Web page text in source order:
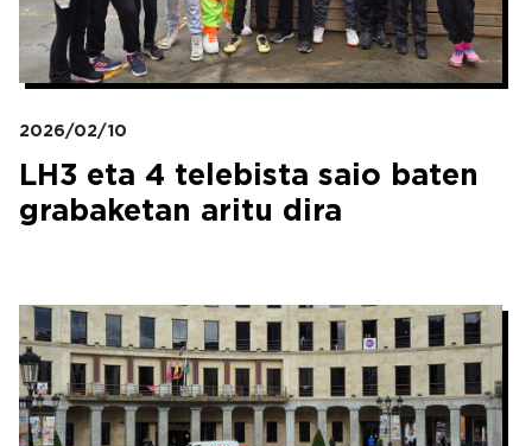
2026/02/10
LH3 eta 4 telebista saio baten
grabaketan aritu dira
Irudia